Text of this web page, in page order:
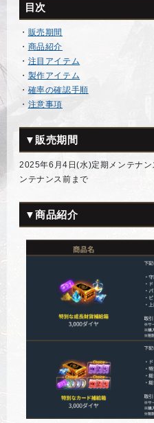
目次
・ 販売期間
・ 商品紹介
・ 注目アイテム
・ 製作アイテム
・ 確率の確認手順
・ 注意事項
▼販売期間
2025年6月4日(水)定期メンテナ
ンテナンス前まで
▼商品紹介